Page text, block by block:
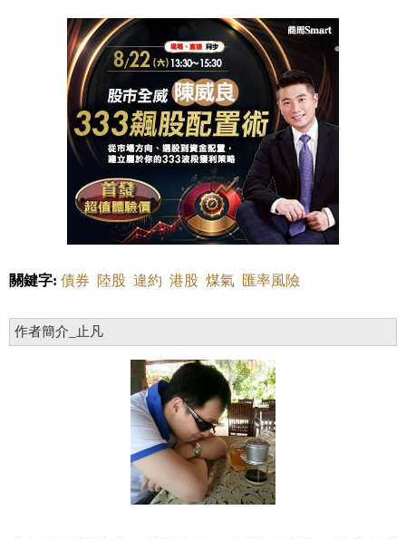
關鍵字: 債券 陸股 違約 港股 煤氣 匯率風險
作者簡介_止凡